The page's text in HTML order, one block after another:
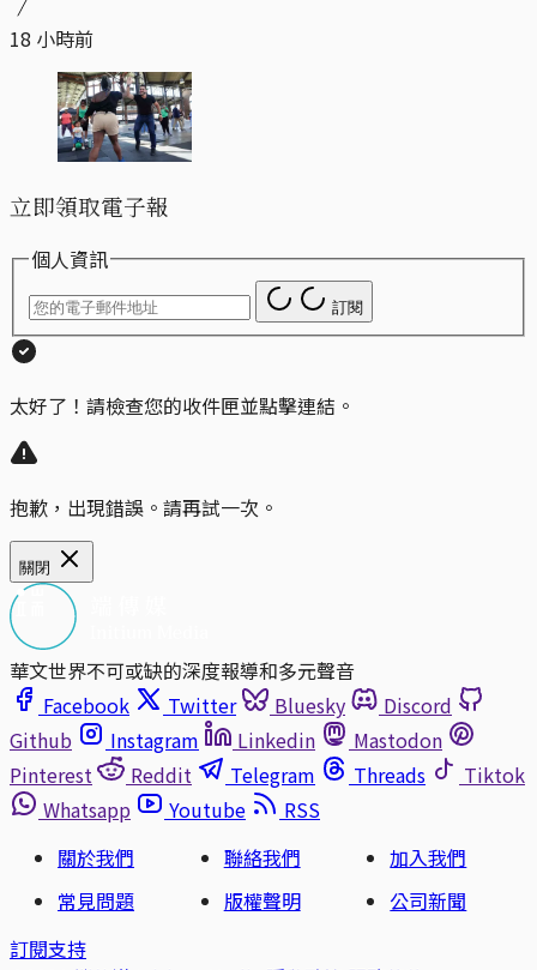
18 小時前
立即領取電子報
個人資訊
訂閱
太好了！請檢查您的收件匣並點擊連結。
抱歉，出現錯誤。請再試一次。
關閉
華文世界不可或缺的深度報導和多元聲音
Facebook
Twitter Bluesky
Discord
Github
Instagram Linkedin
Mastodon
Pinterest
Reddit Telegram Threads
Tiktok
Whatsapp
Youtube
RSS
關於我們
聯絡我們
加入我們
常見問題
版權聲明
公司新聞
訂閱支持